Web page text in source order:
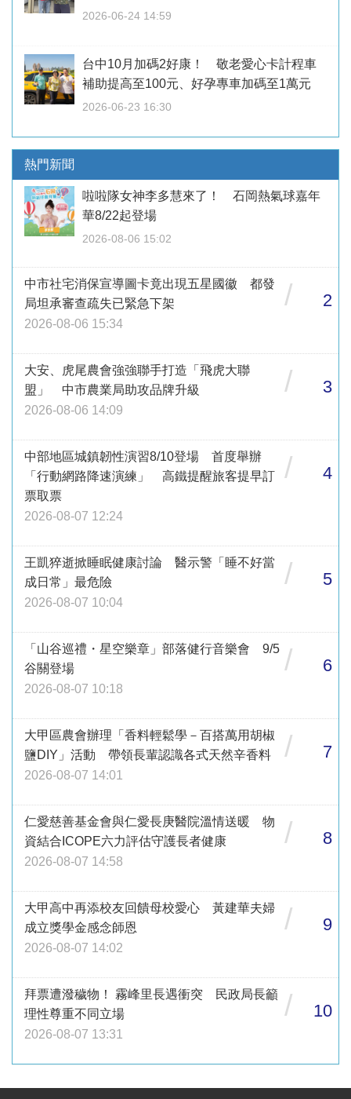
2026-06-24 14:59
台中10月加碼2好康！ 敬老愛心卡計程車
補助提高至100元、好孕專車加碼至1萬元
2026-06-23 16:30
熱門新聞
啦啦隊女神李多慧來了！ 石岡熱氣球嘉年
華8/22起登場
2026-08-06 15:02
中市社宅消保宣導圖卡竟出現五星國徽 都發
局坦承審查疏失已緊急下架
2026-08-06 15:34
/ 2
大安、虎尾農會強強聯手打造「飛虎大聯
盟」 中市農業局助攻品牌升級
2026-08-06 14:09
/ 3
中部地區城鎮韌性演習8/10登場 首度舉辦
「行動網路降速演練」 高鐵提醒旅客提早訂
票取票
2026-08-07 12:24
/ 4
王凱猝逝掀睡眠健康討論 醫示警「睡不好當
成日常」最危險
2026-08-07 10:04
/ 5
「山谷巡禮・星空樂章」部落健行音樂會 9/5
谷關登場
2026-08-07 10:18
/ 6
大甲區農會辦理「香料輕鬆學－百搭萬用胡椒
鹽DIY」活動 帶領長輩認識各式天然辛香料
2026-08-07 14:01
/ 7
仁愛慈善基金會與仁愛長庚醫院溫情送暖 物
資結合ICOPE六力評估守護長者健康
2026-08-07 14:58
/ 8
大甲高中再添校友回饋母校愛心 黃建華夫婦
成立獎學金感念師恩
2026-08-07 14:02
/ 9
拜票遭潑穢物！ 霧峰里長遇衝突 民政局長籲
理性尊重不同立場
2026-08-07 13:31
/ 10